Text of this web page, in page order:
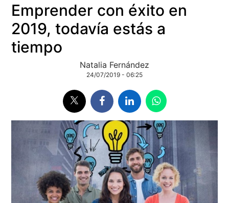
Emprender con éxito en
2019, todavía estás a
tiempo
Natalia Fernández
24/07/2019 - 06:25